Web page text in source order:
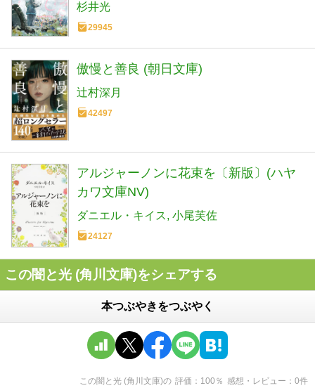
杉井光
29945
傲慢と善良 (朝日文庫)
辻村深月
42497
アルジャーノンに花束を〔新版〕(ハヤ
カワ文庫NV)
ダニエル・キイス 小尾芙佐
24127
この闇と光 (角川文庫)をシェアする
本つぶやきをつぶやく
この闇と光 (角川文庫)の 評価 100 ％ 感想・レビュー 0件